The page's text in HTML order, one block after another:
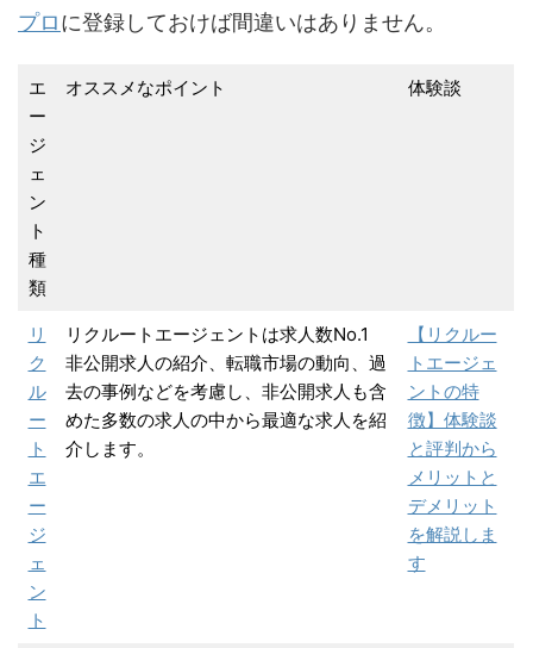
プロに登録しておけば間違いはありません。
エ
ー
ジ
ェ
ン
ト
種
類
オススメなポイント 体験談
リ
ク
ル
ー
ト
エ
ー
ジ
ェ
ン
ト
リクルートエージェントは求人数No.1
非公開求人の紹介、転職市場の動向、過
去の事例などを考慮し、非公開求人も含
めた多数の求人の中から最適な求人を紹
介します。
【リクルー
トエージェ
ントの特
徴】体験談
と評判から
メリットと
デメリット
を解説しま
す